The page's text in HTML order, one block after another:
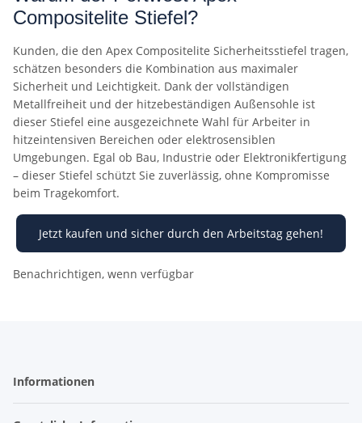
Compositelite Stiefel?
Kunden, die den Apex Compositelite Sicherheitsstiefel tragen,
schätzen besonders die Kombination aus maximaler
Sicherheit und Leichtigkeit. Dank der vollständigen
Metallfreiheit und der hitzebeständigen Außensohle ist
dieser Stiefel eine ausgezeichnete Wahl für Arbeiter in
hitzeintensiven Bereichen oder elektrosensiblen
Umgebungen. Egal ob Bau, Industrie oder Elektronikfertigung
– dieser Stiefel schützt Sie zuverlässig, ohne Kompromisse
beim Tragekomfort.
Jetzt kaufen und sicher durch den Arbeitstag gehen!
Benachrichtigen, wenn verfügbar
Informationen